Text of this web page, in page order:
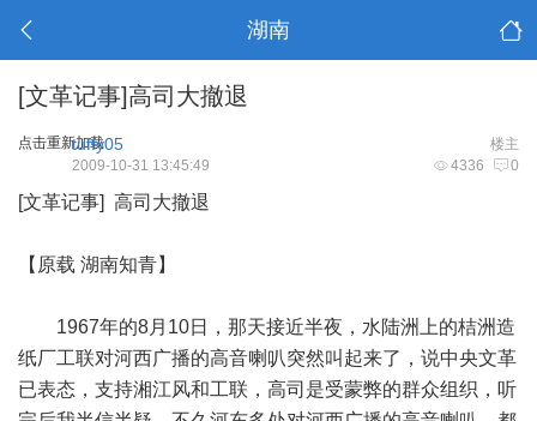
湖南
[文革记事]高司大撤退
点击重新加载 楼主
tuffy05
4336 0
2009-10-31 13:45:49
[文革记事] 高司大撤退
【原载 湖南知青】
1967年的8月10日，那天接近半夜，水陆洲上的桔洲造
纸厂工联对河西广播的高音喇叭突然叫起来了，说中央文革
已表态，支持湘江风和工联，高司是受蒙弊的群众组织，听